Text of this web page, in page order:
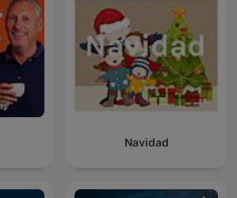
Navidad